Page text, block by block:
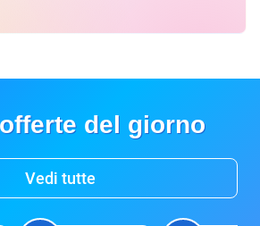
del giorno
Vedi tutte